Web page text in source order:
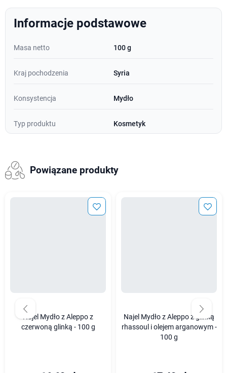
Informacje podstawowe
Masa netto 100 g
Kraj pochodzenia Syria
Konsystencja Mydło
Typ produktu Kosmetyk
Powiązane produkty
Najel Mydło z Aleppo z
czerwoną glinką - 100 g
Najel Mydło z Aleppo z glinką
rhassoul i olejem arganowym -
100 g